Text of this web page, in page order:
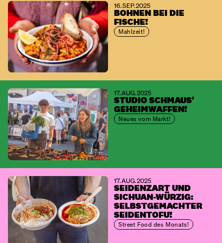
16. SEP. 2025
BOHNEN BEI DIE
FISCHE!
Mahlzeit!
17. AUG. 2025
STUDIO SCHMAUS'
GEHEIMWAFFEN!
Neues vom Markt!
17. AUG. 2025
SEIDENZART UND
SICHUAN-WÜRZIG:
SELBSTGEMACHTER
SEIDENTOFU!
Street Food des Monats!